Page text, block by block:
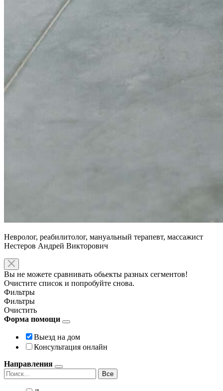
Невролог, реабилитолог, мануальный терапевт, массажист
Нестеров Андрей Викторович
Вы не можете сравнивать обьекты разных сегментов!
Очистите список и попробуйте снова.
Фильтры
Фильтры
Очистить
Форма помощи
Выезд на дом
Консультация онлайн
Направления
Все